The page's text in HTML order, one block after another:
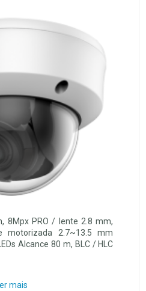
8Mpx PRO / lente 2.8 mm,
motorizada 2.7~13.5 mm
Alcance 80 m, BLC / HLC
mais